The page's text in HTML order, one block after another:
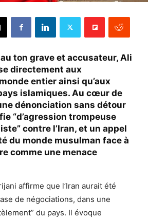
ton grave et accusateur, Ali
directement aux
entier ainsi qu’aux
islamiques. Au cœur de
dénonciation sans détour
“d’agression trompeuse
contre l’Iran, et un appel
du monde musulman face à
comme une menace
affirme que l’Iran aurait été
de négociations, dans une
du pays. Il évoque